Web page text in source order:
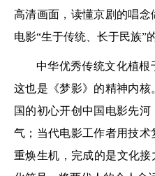
高清画面，读懂京剧的唱
电影“生于传统、长于民族”
中华优秀传统文化植根
这也是《梦影》的精神内
国的初心开创中国电影先
气；当代电影工作者用技
重焕生机，完成的是文化接